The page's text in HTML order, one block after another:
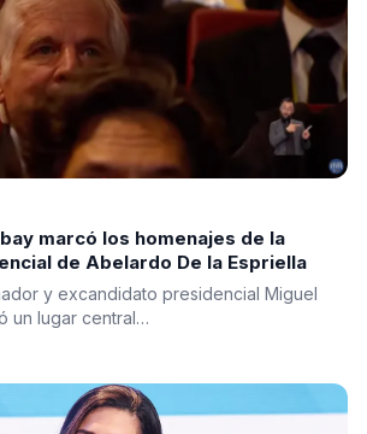
marcó los homenajes de la
de Abelardo De la Espriella
y excandidato presidencial Miguel
un lugar central…